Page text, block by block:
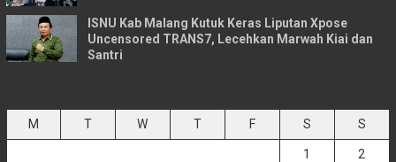
ISNU Kab Malang Kutuk Keras Liputan Xpose
Uncensored TRANS7, Lecehkan Marwah Kiai dan
Santri
M
T W T F S S
1 2